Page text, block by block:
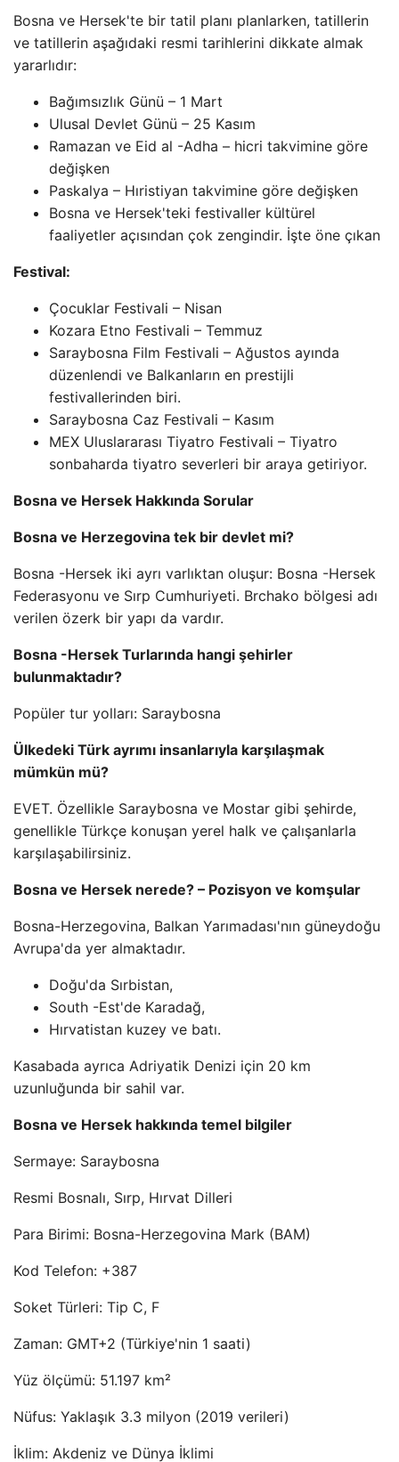
Bosna ve Hersek'te bir tatil planı planlarken, tatillerin
ve tatillerin aşağıdaki resmi tarihlerini dikkate almak
yararlıdır:
Bağımsızlık Günü – 1 Mart
Ulusal Devlet Günü – 25 Kasım
Ramazan ve Eid al -Adha – hicri takvimine göre
değişken
Paskalya – Hıristiyan takvimine göre değişken
Bosna ve Hersek'teki festivaller kültürel
faaliyetler açısından çok zengindir. İşte öne çıkan
Festival:
Çocuklar Festivali – Nisan
Kozara Etno Festivali – Temmuz
Saraybosna Film Festivali – Ağustos ayında
düzenlendi ve Balkanların en prestijli
festivallerinden biri.
Saraybosna Caz Festivali – Kasım
MEX Uluslararası Tiyatro Festivali – Tiyatro
sonbaharda tiyatro severleri bir araya getiriyor.
Bosna ve Hersek Hakkında Sorular
Bosna ve Herzegovina tek bir devlet mi?
Bosna -Hersek iki ayrı varlıktan oluşur: Bosna -Hersek
Federasyonu ve Sırp Cumhuriyeti. Brchako bölgesi adı
verilen özerk bir yapı da vardır.
Bosna -Hersek Turlarında hangi şehirler
bulunmaktadır?
Popüler tur yolları: Saraybosna
Ülkedeki Türk ayrımı insanlarıyla karşılaşmak
mümkün mü?
EVET. Özellikle Saraybosna ve Mostar gibi şehirde,
genellikle Türkçe konuşan yerel halk ve çalışanlarla
karşılaşabilirsiniz.
Bosna ve Hersek nerede? – Pozisyon ve komşular
Bosna-Herzegovina, Balkan Yarımadası'nın güneydoğu
Avrupa'da yer almaktadır.
Doğu'da Sırbistan,
South -Est'de Karadağ,
Hırvatistan kuzey ve batı.
Kasabada ayrıca Adriyatik Denizi için 20 km
uzunluğunda bir sahil var.
Bosna ve Hersek hakkında temel bilgiler
Sermaye: Saraybosna
Resmi Bosnalı, Sırp, Hırvat Dilleri
Para Birimi: Bosna-Herzegovina Mark (BAM)
Kod Telefon: +387
Soket Türleri: Tip C, F
Zaman: GMT+2 (Türkiye'nin 1 saati)
Yüz ölçümü: 51.197 km²
Nüfus: Yaklaşık 3.3 milyon (2019 verileri)
İklim: Akdeniz ve Dünya İklimi